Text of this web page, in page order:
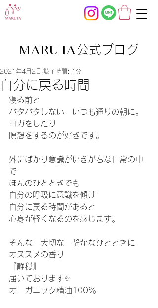
MARUTA公式ブログ
自分に戻る時間
2021年4月2日 読了時間: 1分
寝る前と
バタバタしない　いつも通りの朝に。
ヨガをしたり
瞑想をするのが好きです。
外にばかり意識がいきがちな日常の中
で
ほんのひとときでも
自分の呼吸に意識を傾け
自分に戻る時間があると
心身が軽くなるのを感じます。
そんな　大切な　静かなひとときに
オススメの香り
『静穏』
届いております✨
オーガニック精油100％